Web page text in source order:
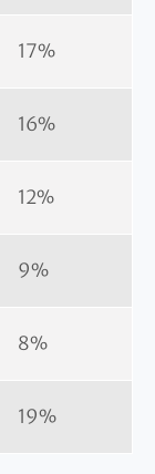
17%
16%
12%
9%
8%
19%